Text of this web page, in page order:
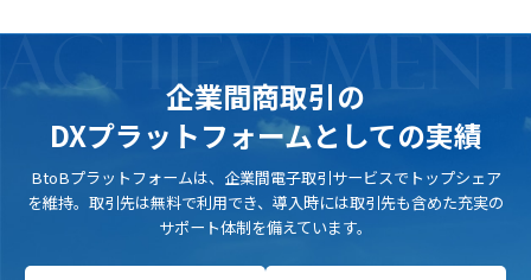
企業間商取引の
DXプラットフォームとしての実績
BtoBプラットフォームは、企業間電子取引サービスでトップシェア
を維持。 取引先は無料で利用でき、導入時には取引先も含めた充実の
サポート体制を備えています。